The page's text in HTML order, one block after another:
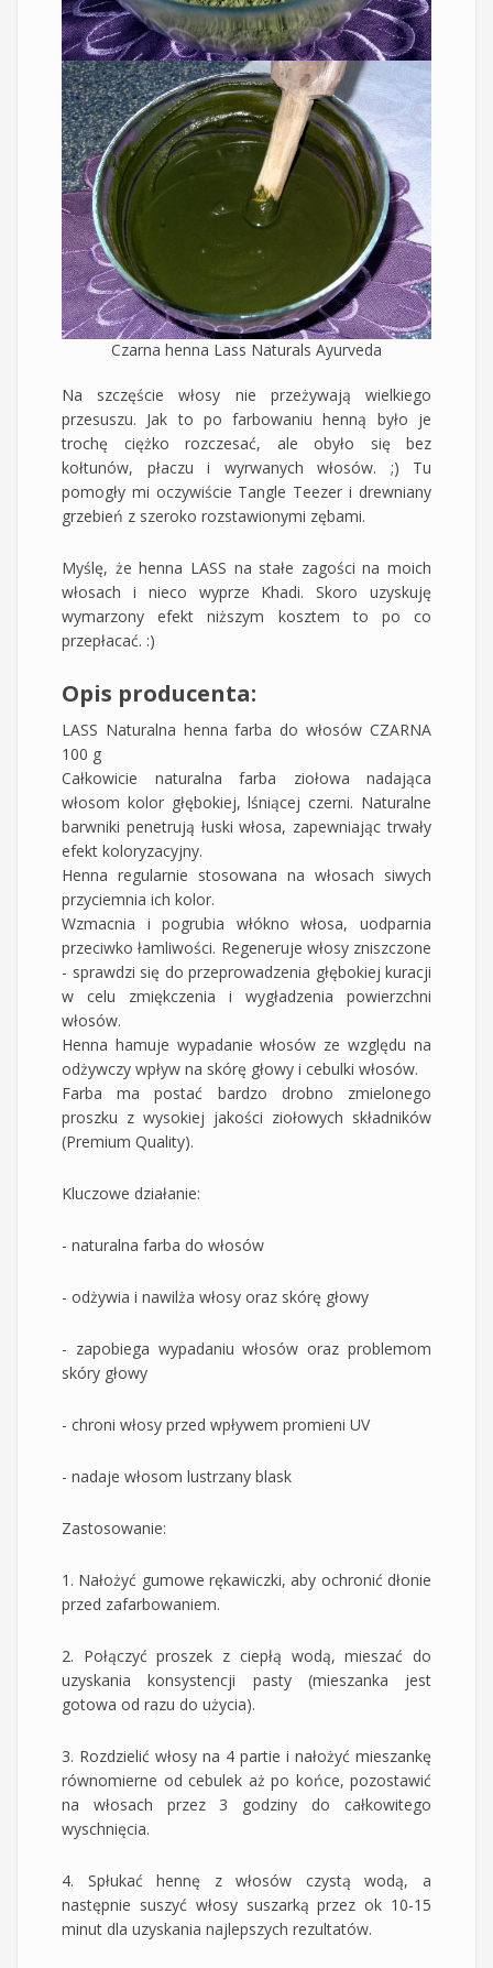
Czarna henna Lass Naturals Ayurveda
Na szczęście włosy nie przeżywają wielkiego
przesuszu. Jak to po farbowaniu henną było je
trochę ciężko rozczesać, ale obyło się bez
kołtunów, płaczu i wyrwanych włosów. ;) Tu
pomogły mi oczywiście Tangle Teezer i drewniany
grzebień z szeroko rozstawionymi zębami.
Myślę, że henna LASS na stałe zagości na moich
włosach i nieco wyprze Khadi. Skoro uzyskuję
wymarzony efekt niższym kosztem to po co
przepłacać. :)
Opis producenta:
LASS Naturalna henna farba do włosów CZARNA
100 g
Całkowicie naturalna farba ziołowa nadająca
włosom kolor głębokiej, lśniącej czerni. Naturalne
barwniki penetrują łuski włosa, zapewniając trwały
efekt koloryzacyjny.
Henna regularnie stosowana na włosach siwych
przyciemnia ich kolor.
Wzmacnia i pogrubia włókno włosa, uodparnia
przeciwko łamliwości. Regeneruje włosy zniszczone
- sprawdzi się do przeprowadzenia głębokiej kuracji
w celu zmiękczenia i wygładzenia powierzchni
włosów.
Henna hamuje wypadanie włosów ze względu na
odżywczy wpływ na skórę głowy i cebulki włosów.
Farba ma postać bardzo drobno zmielonego
proszku z wysokiej jakości ziołowych składników
(Premium Quality).
Kluczowe działanie:
- naturalna farba do włosów
- odżywia i nawilża włosy oraz skórę głowy
- zapobiega wypadaniu włosów oraz problemom
skóry głowy
- chroni włosy przed wpływem promieni UV
- nadaje włosom lustrzany blask
Zastosowanie:
1. Nałożyć gumowe rękawiczki, aby ochronić dłonie
przed zafarbowaniem.
2. Połączyć proszek z ciepłą wodą, mieszać do
uzyskania konsystencji pasty (mieszanka jest
gotowa od razu do użycia).
3. Rozdzielić włosy na 4 partie i nałożyć mieszankę
równomierne od cebulek aż po końce, pozostawić
na włosach przez 3 godziny do całkowitego
wyschnięcia.
4. Spłukać hennę z włosów czystą wodą, a
następnie suszyć włosy suszarką przez ok 10-15
minut dla uzyskania najlepszych rezultatów.